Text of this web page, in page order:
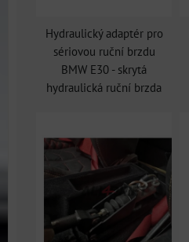
Hydraulický adaptér pro
sériovou ruční brzdu
BMW E30 - skrytá
hydraulická ruční brzda